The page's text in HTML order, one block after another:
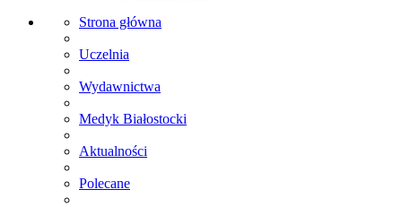
Strona główna
Uczelnia
Wydawnictwa
Medyk Białostocki
Aktualności
Polecane